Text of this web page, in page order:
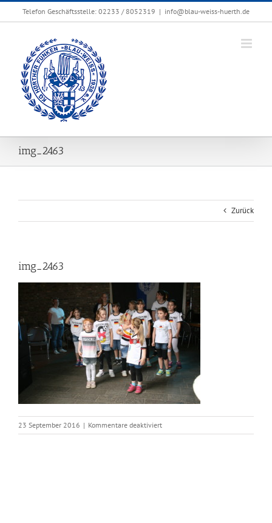
Zum
Telefon Geschäftsstelle: 02233 / 8052319 | info@blau-weiss-huerth.de
img_2463
Zurück
img_2463
23 September 2016 | Kommentare deaktiviertfür
img_2463